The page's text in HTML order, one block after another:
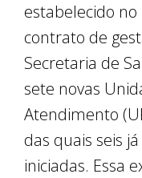
estabelecido
contrato de
Secretaria de
sete novas
Atendimento
das quais seis
iniciadas. Essa